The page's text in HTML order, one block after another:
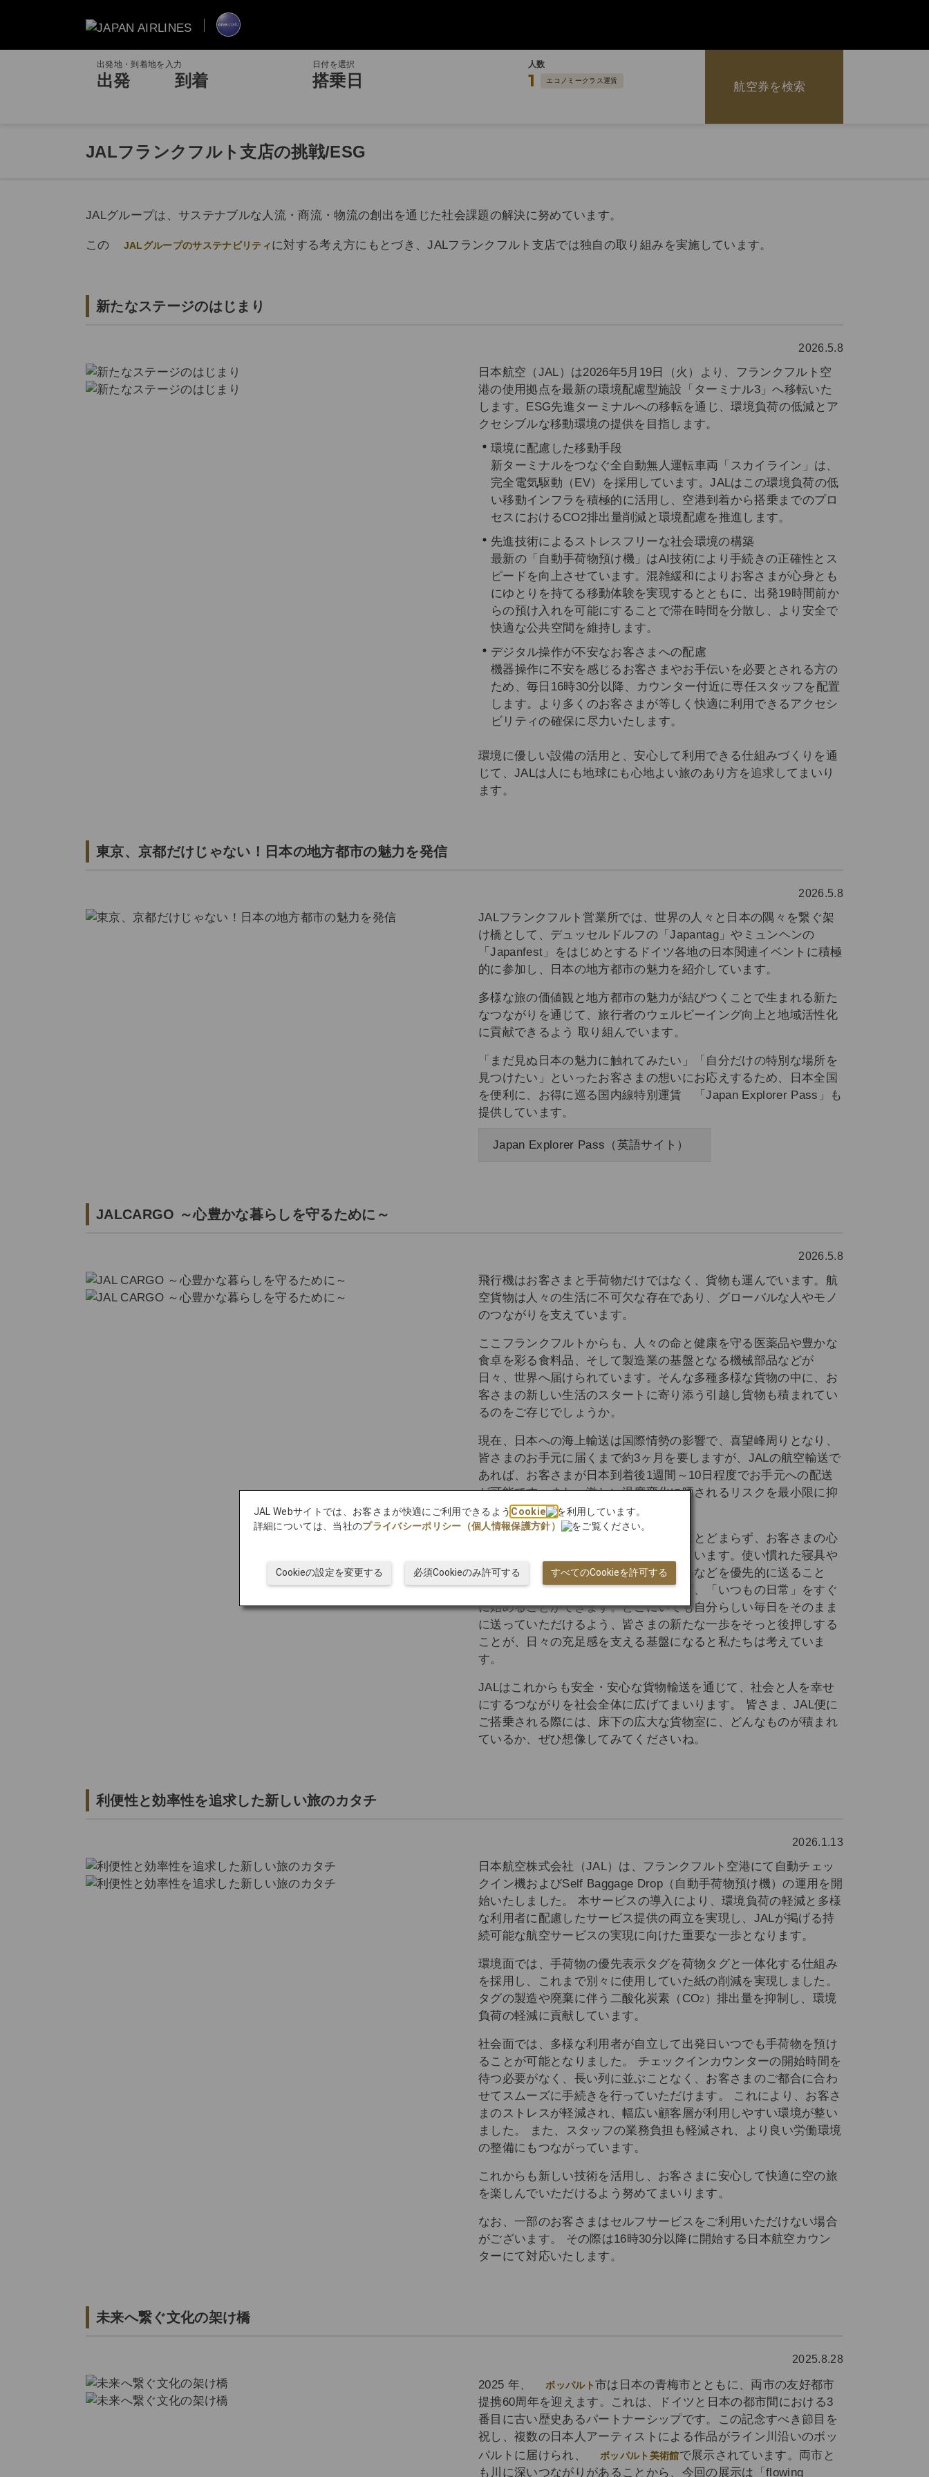
出発地・到着地を入力
出発 到着
日付を選択
搭乗日
人数
1 エコノミークラス運賃 航空券を検索
JALフランクフルト支店の挑戦/ESG
JALグループは、サステナブルな人流・商流・物流の創出を通じた社会課題の解決に努めています。
この JALグループのサステナビリティに対する考え方にもとづき、JALフランクフルト支店では独自の取り組みを実施しています。
新たなステージのはじまり
2026.5.8
日本航空（JAL）は2026年5月19日（火）より、フランクフルト空
港の使用拠点を最新の環境配慮型施設「ターミナル3」へ移転いた
します。ESG先進ターミナルへの移転を通じ、環境負荷の低減とア
クセシブルな移動環境の提供を目指します。
環境に配慮した移動手段
新ターミナルをつなぐ全自動無人運転車両「スカイライン」は、
完全電気駆動（EV）を採用しています。JALはこの環境負荷の低
い移動インフラを積極的に活用し、空港到着から搭乗までのプロ
セスにおけるCO2排出量削減と環境配慮を推進します。
先進技術によるストレスフリーな社会環境の構築
最新の「自動手荷物預け機」はAI技術により手続きの正確性とス
ピードを向上させています。混雑緩和によりお客さまが心身とも
にゆとりを持てる移動体験を実現するとともに、出発19時間前か
らの預け入れを可能にすることで滞在時間を分散し、より安全で
快適な公共空間を維持します。
デジタル操作が不安なお客さまへの配慮
機器操作に不安を感じるお客さまやお手伝いを必要とされる方の
ため、毎日16時30分以降、カウンター付近に専任スタッフを配置
します。より多くのお客さまが等しく快適に利用できるアクセシ
ビリティの確保に尽力いたします。
環境に優しい設備の活用と、安心して利用できる仕組みづくりを通
じて、JALは人にも地球にも心地よい旅のあり方を追求してまいり
ます。
東京、京都だけじゃない！日本の地方都市の魅力を発信
2026.5.8
JALフランクフルト営業所では、世界の人々と日本の隅々を繋ぐ架
け橋として、デュッセルドルフの「Japantag」やミュンヘンの
「Japanfest」をはじめとするドイツ各地の日本関連イベントに積極
的に参加し、日本の地方都市の魅力を紹介しています。
多様な旅の価値観と地方都市の魅力が結びつくことで生まれる新た
なつながりを通じて、旅行者のウェルビーイング向上と地域活性化
に貢献できるよう 取り組んでいます。
「まだ見ぬ日本の魅力に触れてみたい」「自分だけの特別な場所を
見つけたい」といったお客さまの想いにお応えするため、日本全国
を便利に、お得に巡る国内線特別運賃 「Japan Explorer Pass」も
提供しています。
Japan Explorer Pass（英語サイト）
JALCARGO ～心豊かな暮らしを守るために～
2026.5.8
飛行機はお客さまと手荷物だけではなく、貨物も運んでいます。航
空貨物は人々の生活に不可欠な存在であり、グローバルな人やモノ
のつながりを支えています。
ここフランクフルトからも、人々の命と健康を守る医薬品や豊かな
食卓を彩る食料品、そして製造業の基盤となる機械部品などが
日々、世界へ届けられています。そんな多種多様な貨物の中に、お
客さまの新しい生活のスタートに寄り添う引越し貨物も積まれてい
るのをご存じでしょうか。
現在、日本への海上輸送は国際情勢の影響で、喜望峰周りとなり、
皆さまのお手元に届くまで約3ヶ月を要しますが、JALの航空輸送で
あれば、お客さまが日本到着後1週間～10日程度でお手元への配送
が可能です。また、激しい温度変化に晒されるリスクを最小限に抑
えられる点も大きな特徴です。
この輸送期間の短さは、単なる利便性にとどまらず、お客さまの心
豊かな暮らしを守る大切な役割を担っています。使い慣れた寝具や
お子さまの学用品・衣類、キッチン用品などを優先的に送ること
で、新天地でも生活の空白期間を作らず、「いつもの日常」をすぐ
に始めることができます。どこにいても自分らしい毎日をそのまま
に送っていただけるよう、皆さまの新たな一歩をそっと後押しする
ことが、日々の充足感を支える基盤になると私たちは考えていま
す。
JALはこれからも安全・安心な貨物輸送を通じて、社会と人を幸せ
にするつながりを社会全体に広げてまいります。 皆さま、JAL便に
ご搭乗される際には、床下の広大な貨物室に、どんなものが積まれ
ているか、ぜひ想像してみてくださいね。
利便性と効率性を追求した新しい旅のカタチ
2026.1.13
日本航空株式会社（JAL）は、フランクフルト空港にて自動チェッ
クイン機およびSelf Baggage Drop（自動手荷物預け機）の運用を開
始いたしました。 本サービスの導入により、環境負荷の軽減と多様
な利用者に配慮したサービス提供の両立を実現し、JALが掲げる持
続可能な航空サービスの実現に向けた重要な一歩となります。
環境面では、手荷物の優先表示タグを荷物タグと一体化する仕組み
を採用し、これまで別々に使用していた紙の削減を実現しました。
タグの製造や廃棄に伴う二酸化炭素（CO2 ）排出量を抑制し、環境
負荷の軽減に貢献しています。
社会面では、多様な利用者が自立して出発日いつでも手荷物を預け
ることが可能となりました。 チェックインカウンターの開始時間を
待つ必要がなく、長い列に並ぶことなく、お客さまのご都合に合わ
せてスムーズに手続きを行っていただけます。 これにより、お客さ
まのストレスが軽減され、幅広い顧客層が利用しやすい環境が整い
ました。 また、スタッフの業務負担も軽減され、より良い労働環境
の整備にもつながっています。
これからも新しい技術を活用し、お客さまに安心して快適に空の旅
を楽しんでいただけるよう努めてまいります。
なお、一部のお客さまはセルフサービスをご利用いただけない場合
がございます。 その際は16時30分以降に開始する日本航空カウン
ターにて対応いたします。
未来へ繋ぐ文化の架け橋
2025.8.28
2025 年、 ボッパルト市は日本の青梅市とともに、両市の友好都市
提携60周年を迎えます。これは、ドイツと日本の都市間における3
番目に古い歴史あるパートナーシップです。この記念すべき節目を
祝し、複数の日本人アーティストによる作品がライン川沿いのボッ
パルトに届けられ、
ボッパルト美術館で展示されています。両市と
も川に深いつながりがあることから、今回の展示は「flowing
JAL Webサイトでは、お客さまが快適にご利用できるよう Cookie
を利用しています。
詳細については、当社のプライバシーポリシー（個人情報保護方針） をご覧ください。
すべてのCookieを許可する
必須Cookieのみ許可する
Cookieの設定を変更する